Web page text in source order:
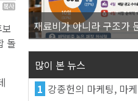
돌
많이 본 뉴스
1 강종헌의 마케팅, 마케팅